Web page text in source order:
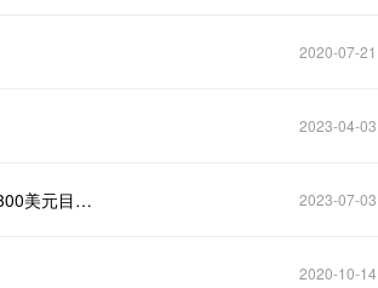
2020-07-21
2023-04-03
特斯拉（TSLA.US）Q2交付量与产量齐创新高！华尔街大多头喊出300美元目标价 2023-07-03
2020-10-14